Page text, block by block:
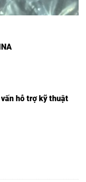
hỗ trợ kỹ thuật